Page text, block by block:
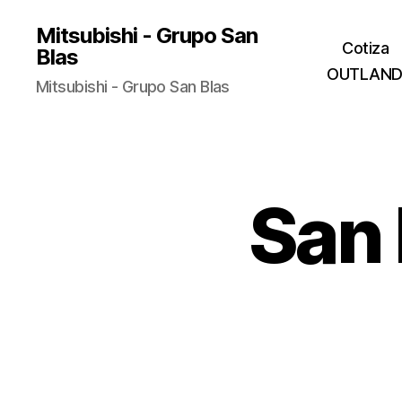
Mitsubishi - Grupo San
Blas
Mitsubishi - Grupo San Blas
Cotiza